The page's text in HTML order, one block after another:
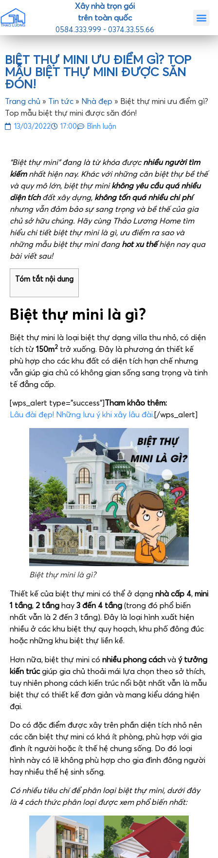
Xây nhà trọn gói
trên toàn quốc
0584.333.999 - 0374.33.55.66
BIỆT THỰ MINI ƯU ĐIỂM GÌ? TOP
MẪU BIỆT THỰ MINI ĐƯỢC SĂN
ĐÓN!
Trang chủ » Tin tức » Nhà đẹp » Biệt thự mini ưu điểm gì?
Top mẫu biệt thự mini được săn đón!
13/03/2022 17:00 Bình luận
“Biệt thự mini” đang là từ khóa đượcnhiều người tìm
kiếmnhất hiện nay. Khác với những căn biệt thự bề thế
và quy mô lớn, biệt thự minikhông yêu cầu quá nhiều
diện tíchđất xây dựng, không tốn quá nhiều chi phí
nhưng vẫn đảm bảo sự sang trọng và bề thế của gia
chủ sở hữu chúng. Hãy cùng Thảo Lương Home tìm
hiểu chi tiết biệt thự mini là gì, ưu điểm ra sao và
những mẫu biệt thự mini đang hot xu thếhiện nay qua
bài viết sau!
Tóm tắt nội dung
Biệt thự mini là gì?
Biệt thự mini là loại biệt thự dạng villa thu nhỏ, có diện
tích từ 150m2 trở xuống. Đây là phương án thiết kế
phù hợp cho các khu đất có diện tích hạn chế nhưng
vẫn giúp gia chủ có không gian sống sang trọng và tinh
tế đẳng cấp.
[wps_alert type=”success”]Tham khảo thêm:
Lâu đài đẹp! Những lưu ý khi xây lâu đài.[/wps_alert]
Biệt thự mini là gì?
Thiết kế của biệt thự mini có thể ở dạng nhà cấp 4, mini
1 tầng, 2 tầng hay 3 đến 4 tầng (trong đó phổ biến
nhất vẫn là 2 đến 3 tầng). Đây là loại hình xuất hiện
nhiều ở các khu biệt thự quy hoạch, khu phố đông đúc
hoặc những khu biệt thự liền kề.
Hơn nữa, biệt thự mini có nhiều phong cách và ý tưởng
kiến trúcgiúp gia chủ thoải mái lựa chọn theo sở thích,
tuy nhiên phong cách kiến trúc nổi bật nhất vẫn là mẫu
biệt thự có thiết kế đơn giản và mang kiểu dáng hiện
đại.
Do có đặc điểm được xây trên phần diện tích nhỏ nên
các căn biệt thự mini có khá ít phòng, phù hợp với gia
đình ít người hoặc ít thế hệ chung sống. Do đó loại
hình này có lẽ không phù hợp cho gia đình đông người
hay nhiều thế hệ sinh sống.
Có nhiều tiêu chí để phân loại biệt thự mini, dưới đây
là 4 cách thức phân loại được xem phổ biến nhất: